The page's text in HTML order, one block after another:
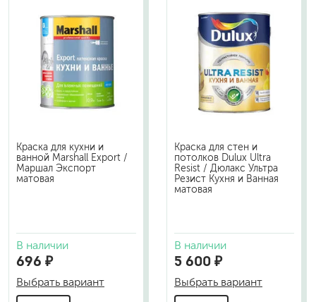
Краска для кухни и
ванной Marshall Export /
Маршал Экспорт
матовая
В наличии
696 ₽
Выбрать вариант
Краска для стен и
потолков Dulux Ultra
Resist / Дюлакс Ультра
Резист Кухня и Ванная
матовая
В наличии
5 600 ₽
Выбрать вариант